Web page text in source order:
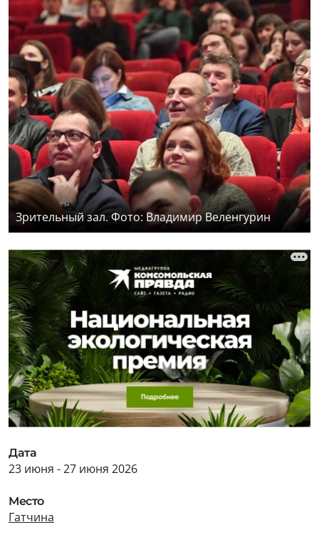
Зрительный зал. Фото: Владимир Веленгурин
Дата
23 июня - 27 июня 2026
Место
Гатчина